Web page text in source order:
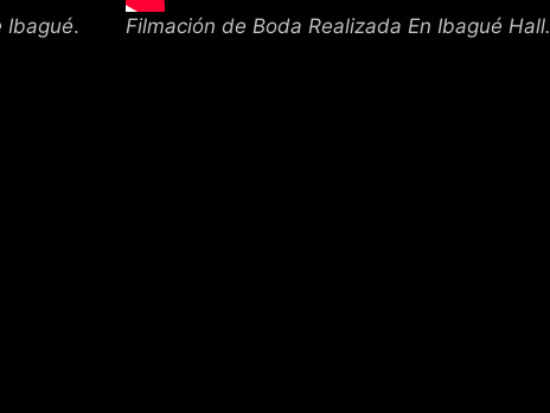
Ibagué. Filmación de Boda Realizada En Ibagué Hall.